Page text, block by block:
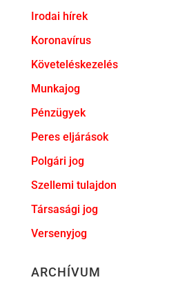
Irodai hírek
Koronavírus
Követeléskezelés
Munkajog
Pénzügyek
Peres eljárások
Polgári jog
Szellemi tulajdon
Társasági jog
Versenyjog
ARCHÍVUM